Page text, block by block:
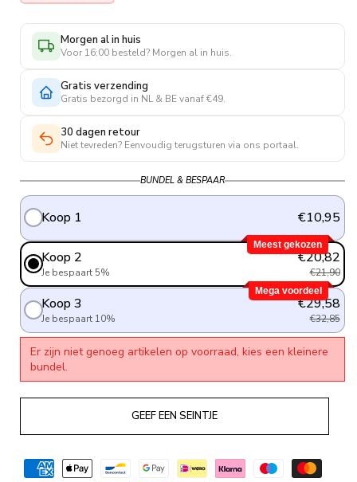
Morgen al in huis
Voor 16:00 besteld? Morgen al in huis.
Gratis verzending
Gratis bezorgd in NL & BE vanaf €49.
30 dagen retour
Niet tevreden? Eenvoudig terugsturen via ons portaal.
BUNDEL & BESPAAR
Koop 1 €10,95
Meest gekozen
Koop 2
Je bespaart 5%
€20,82
€21,90
Mega voordeel
Koop 3
Je bespaart 10%
€29,58
€32,85
Er zijn niet genoeg artikelen op voorraad, kies een kleinere
bundel.
GEEF EEN SEINTJE